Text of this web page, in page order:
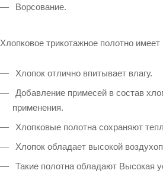
Ворсование.
Хлопковое трикотажное полотно
Хлопок отлично впитывает влагу.
Добавление примесей в состав
применения.
Хлопковые полотна сохраняют
Хлопок обладает высокой
Такие полотна обладают Высокая